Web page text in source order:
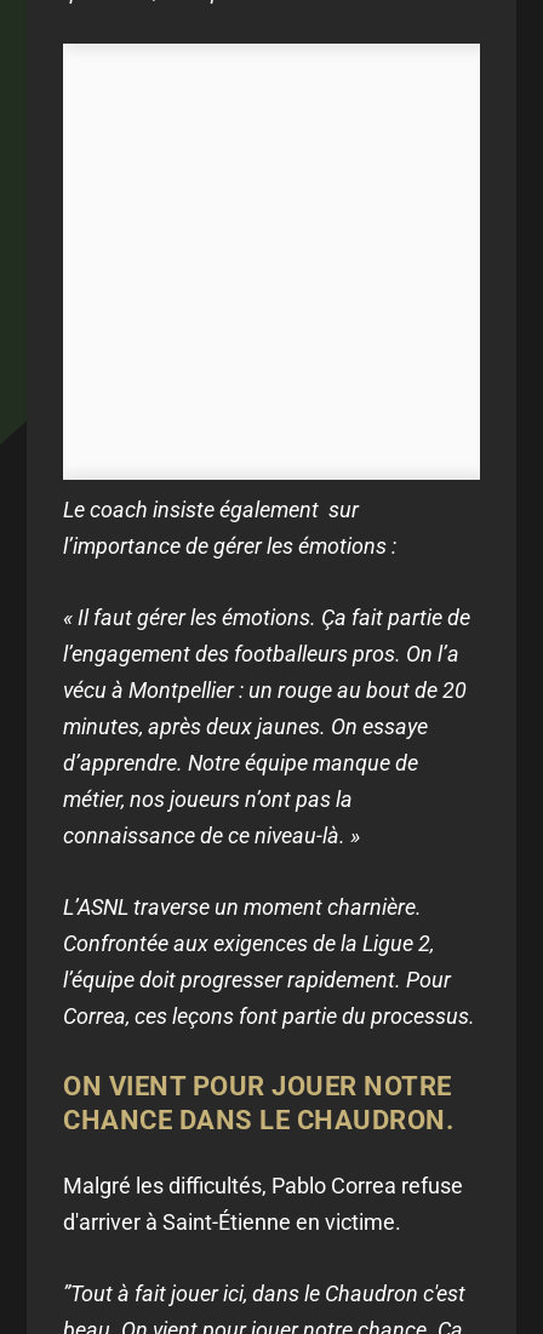
Le coach insiste également sur
l’importance de gérer les émotions :
« Il faut gérer les émotions. Ça fait partie de
l’engagement des footballeurs pros. On l’a
vécu à Montpellier : un rouge au bout de 20
minutes, après deux jaunes. On essaye
d’apprendre. Notre équipe manque de
métier, nos joueurs n’ont pas la
connaissance de ce niveau-là. »
L’ASNL traverse un moment charnière.
Confrontée aux exigences de la Ligue 2,
l’équipe doit progresser rapidement. Pour
Correa, ces leçons font partie du processus.
ON VIENT POUR JOUER NOTRE
CHANCE DANS LE CHAUDRON.
Malgré les difficultés, Pablo Correa refuse
d'arriver à Saint-Étienne en victime.
”Tout à fait jouer ici, dans le Chaudron c'est